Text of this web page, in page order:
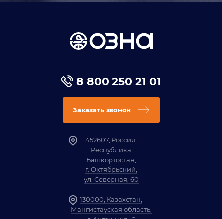
8 800 250 21 01
Заказать звонок
452607, Россия,
Республика
Башкортостан,
г. Октябрьский,
ул. Северная, 60
130000, Казахстан,
Мангистауская область,